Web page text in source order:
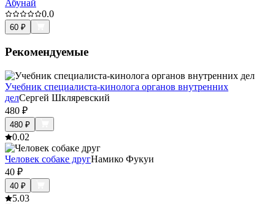
Абунай
0.0
60 ₽
Рекомендуемые
Учебник специалиста-кинолога органов внутренних
делСергей Шкляревский
480 ₽
480 ₽
0.02
Человек собаке другНамико Фукуи
40 ₽
40 ₽
5.03